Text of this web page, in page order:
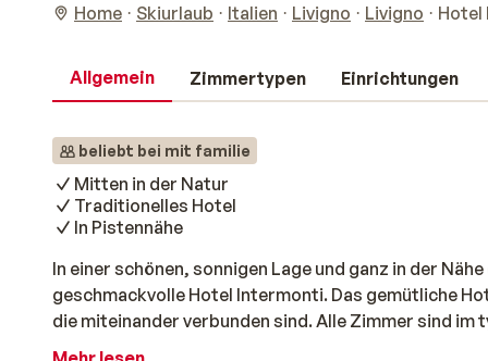
Home Skiurlaub Italien Livigno Livigno Hotel
Allgemein Zimmertypen Einrichtungen
beliebt bei mit familie
Mitten in der Natur
Traditionelles Hotel
In Pistennähe
In einer schönen, sonnigen Lage und ganz in der
geschmackvolle Hotel Intermonti. Das gemütliche
die miteinander verbunden sind. Alle Zimmer sind
verfügen über einen Fernseher, Radio und ein